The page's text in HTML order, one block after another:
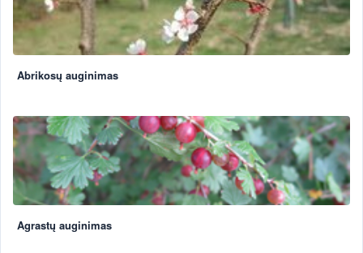
Abrikosų auginimas
Agrastų auginimas